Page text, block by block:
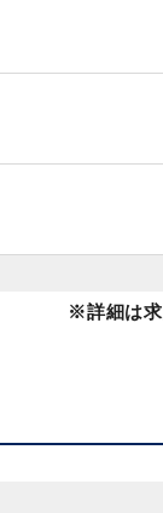
※詳細は求